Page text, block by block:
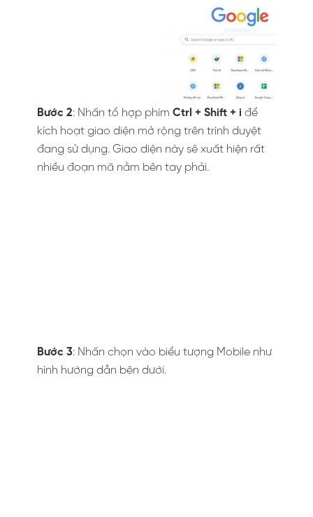
Bước 2: Nhấn tổ hợp phím Ctrl + Shift + i để
kích hoạt giao diện mở rộng trên trình duyệt
đang sử dụng. Giao diện này sẽ xuất hiện rất
nhiều đoạn mã nằm bên tay phải.
Bước 3: Nhấn chọn vào biểu tượng Mobile như
hình hướng dẫn bên dưới.